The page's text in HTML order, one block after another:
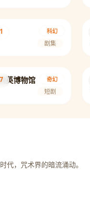
科幻
剧集
奇幻
英博物馆
短剧
代，咒术界的暗流涌动。